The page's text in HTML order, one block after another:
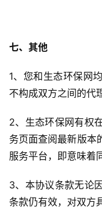
七、其他
1、您和生态环保网
不构成双方之间的代
2、生态环保网有权
务页面查阅最新版本
服务平台，即意味着
3、本协议条款无论
条款仍有效，对双方